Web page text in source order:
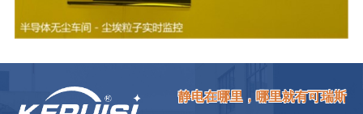
静电在哪里，哪里就有可瑞斯